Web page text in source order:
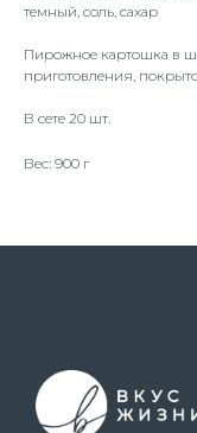
темный, соль, сахар
Пирожное картошка в
приготовления,
В сете 20 шт.
Вес: 900 г